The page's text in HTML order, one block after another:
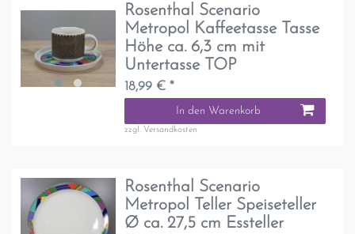
Rosenthal Scenario
Metropol Kaffeetasse Tasse
Höhe ca. 6,3 cm mit
Untertasse TOP
18,99 € *
In den Warenkorb
zzgl. Versandkosten
Rosenthal Scenario
Metropol Teller Speiseteller
Ø ca. 27,5 cm Essteller